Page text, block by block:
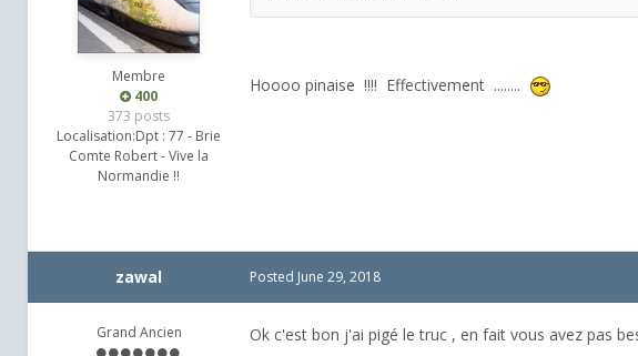
Membre
400
373 posts
Localisation:Dpt : 77 - Brie
Comte Robert - Vive la
Normandie !!
Hoooo pinaise !!!! Effectivement ........
zawal
Grand Ancien
Posted June 29, 2018
Ok c'est bon j'ai pigé le truc , en fait vous avez pas